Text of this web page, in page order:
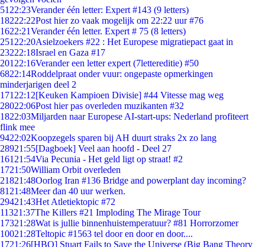
51 22:23Verander één letter: Expert #143 (9 letters)
18222:22Post hier zo vaak mogelijk om 22:22 uur #76
1622:21Verander één letter. Expert # 75 (8 letters)
251 22:20Asielzoekers #22 : Het Europese migratiepact gaat in
23222:18Israel en Gaza #17
201 22:16Verander een letter expert (7lettereditie) #50
6822:14Roddelpraat onder vuur: ongepaste opmerkingen
minderjarigen deel 2
171 22:12[Keuken Kampioen Divisie] #44 Vitesse mag weg
28022:06Post hier pas overleden muzikanten #32
1822:03Miljarden naar Europese AI-start-ups: Nederland profiteert
flink mee
9422:02Koopzegels sparen bij AH duurt straks 2x zo lang
28921:55[Dagboek] Veel aan hoofd - Deel 27
161 21:54Via Pecunia - Het geld ligt op straat! #2
1721:50William Orbit overleden
21821:48Oorlog Iran #136 Bridge and powerplant day incoming?
81 21:48Meer dan 40 uur werken.
29421:43Het Atletiektopic #72
11321:37The Killers #21 Imploding The Mirage Tour
17321:28Wat is jullie binnenhuistemperatuur? #81 Horrorzomer
10021:28Teltopic #1563 tel door en door en door....
1721:26[HBO] Stuart Fails to Save the Universe (Big Bang Theory